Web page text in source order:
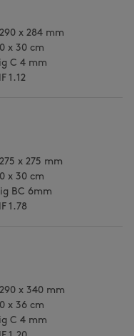
x 284 mm
x 30 cm
C 4 mm
1.12
x 275 mm
x 30 cm
BC 6mm
1.78
x 340 mm
x 36 cm
C 4 mm